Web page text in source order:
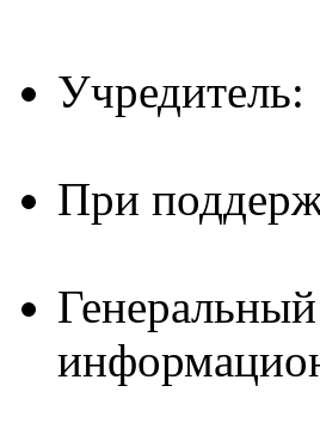
Учредитель:
При
Генеральный